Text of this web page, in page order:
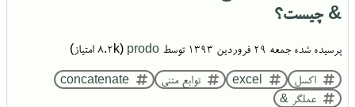
& چیست؟
پرسیده شده جمعه ۲۹ فروردین ۱۳۹۳ توسط prodo
(
8.2k امتیاز)
اکسل excel توابع متنی
concatenate
عملگر &